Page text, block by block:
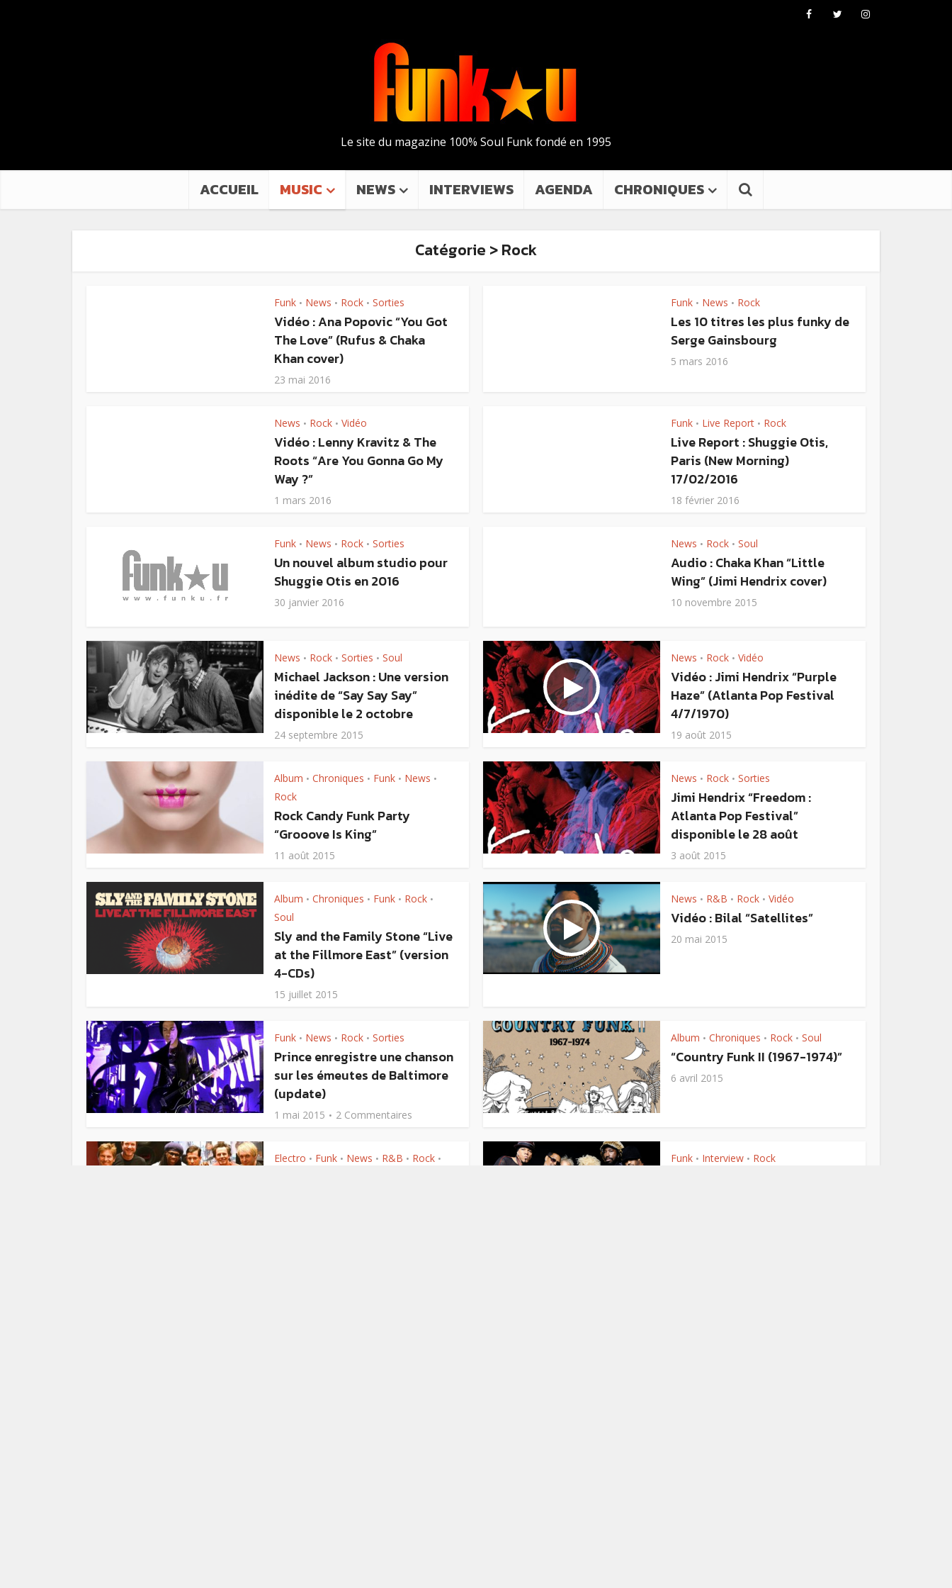
Le site du magazine 100% Soul Funk fondé en 1995
ACCUEIL MUSIC NEWS INTERVIEWS AGENDA CHRONIQUES
Catégorie > Rock
Funk • News • Rock • Sorties
Vidéo : Ana Popovic “You Got
The Love” (Rufus & Chaka
Khan cover)
23 mai 2016
Funk • News • Rock
Les 10 titres les plus funky de
Serge Gainsbourg
5 mars 2016
News • Rock • Vidéo
Vidéo : Lenny Kravitz & The
Roots “Are You Gonna Go My
Way ?”
1 mars 2016
Funk • Live Report • Rock
Live Report : Shuggie Otis,
Paris (New Morning)
17/02/2016
18 février 2016
Funk • News • Rock • Sorties
Un nouvel album studio pour
Shuggie Otis en 2016
30 janvier 2016
News • Rock • Soul
Audio : Chaka Khan “Little
Wing” (Jimi Hendrix cover)
10 novembre 2015
News • Rock • Sorties • Soul
Michael Jackson : Une version
inédite de “Say Say Say”
disponible le 2 octobre
24 septembre 2015
News • Rock • Vidéo
Vidéo : Jimi Hendrix “Purple
Haze” (Atlanta Pop Festival
4/7/1970)
19 août 2015
Album • Chroniques • Funk • News •
Rock
Rock Candy Funk Party
“Grooove Is King”
11 août 2015
News • Rock • Sorties
Jimi Hendrix “Freedom :
Atlanta Pop Festival”
disponible le 28 août
3 août 2015
Album • Chroniques • Funk • Rock •
Soul
Sly and the Family Stone “Live
at the Fillmore East” (version
4-CDs)
15 juillet 2015
News • R&B • Rock • Vidéo
Vidéo : Bilal “Satellites”
20 mai 2015
Funk • News • Rock • Sorties
Prince enregistre une chanson
sur les émeutes de Baltimore
(update)
1 mai 2015 2 Commentaires
Album • Chroniques • Rock • Soul
“Country Funk II (1967-1974)”
6 avril 2015
Electro • Funk • News • R&B • Rock • Funk • Interview • Rock